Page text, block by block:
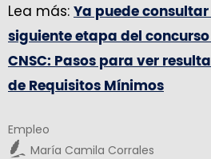
Lea más: Ya puede
siguiente etapa del
CNSC: Pasos para ver
de Requisitos Mínimos
Empleo
María Camila Corrales